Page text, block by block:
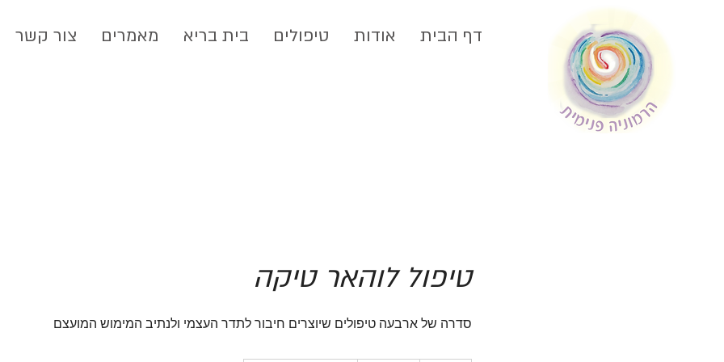
דף הבית אודות טיפולים בית בריא מאמרים צור קשר
טיפול לוהאר טיקה
סדרה של ארבעה טיפולים שיוצרים חיבור לתדר העצמי ולנתיב המימוש המועצם